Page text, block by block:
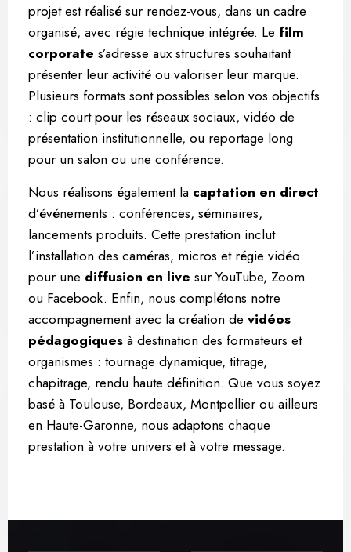
projet est réalisé sur rendez-vous, dans un cadre
organisé, avec régie technique intégrée. Le film
corporate s’adresse aux structures souhaitant
présenter leur activité ou valoriser leur marque.
Plusieurs formats sont possibles selon vos objectifs
: clip court pour les réseaux sociaux, vidéo de
présentation institutionnelle, ou reportage long
pour un salon ou une conférence.
Nous réalisons également la captation en direct
d’événements : conférences, séminaires,
lancements produits. Cette prestation inclut
l’installation des caméras, micros et régie vidéo
pour une diffusion en live sur YouTube, Zoom
ou Facebook. Enfin, nous complétons notre
accompagnement avec la création de vidéos
pédagogiquesà destination des formateurs et
organismes : tournage dynamique, titrage,
chapitrage, rendu haute définition. Que vous soyez
basé à Toulouse, Bordeaux, Montpellier ou ailleurs
en Haute-Garonne, nous adaptons chaque
prestation à votre univers et à votre message.